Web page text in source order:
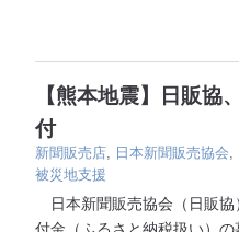
【熊本地震】日販協
付
新聞販売店, 日本新聞販売協会,
被災地支援
日本新聞販売協会（日販協